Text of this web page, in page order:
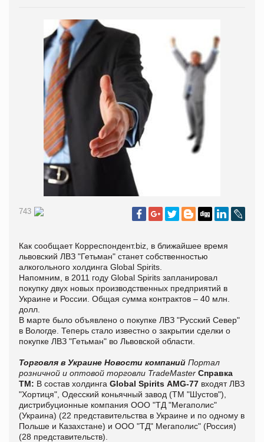
743
Как сообщает Корреспондент.biz, в ближайшее время
львовский ЛВЗ "Гетьман" станет собственностью
алкогольного холдинга Global Spirits.
Напомним, в 2011 году Global Spirits запланировал
покупку двух новых производственных предприятий в
Украине и России. Общая сумма контрактов – 40 млн.
долл.
В марте было объявлено о покупке ЛВЗ "Русский Север"
в Вологде. Теперь стало известно о закрытии сделки о
покупке ЛВЗ "Гетьман" во Львовской области.
Торговля в Украине Новости компаний Портал
розничной и оптовой торговли TradeMaster Справка
ТМ: В состав холдинга Global Spirits AMG-77 входят ЛВЗ
"Хортиця", Одесский коньячный завод (ТМ "Шустов"),
дистрибуционные компания ООО "ТД "Мегаполис"
(Украина) (22 представительства в Украине и по одному в
Польше и Казахстане) и ООО "ТД" Мегаполис" (Россия)
(28 представительств).